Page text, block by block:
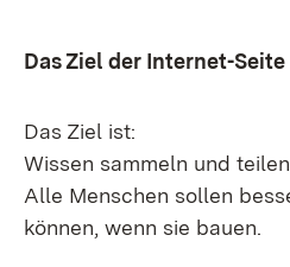
Das Ziel der Internet-Seite
Das Ziel ist:
Wissen sammeln und
Alle Menschen sollen
können, wenn sie bauen.